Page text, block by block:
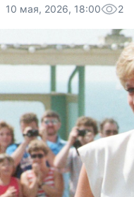
10 мая, 2026, 18:00 2